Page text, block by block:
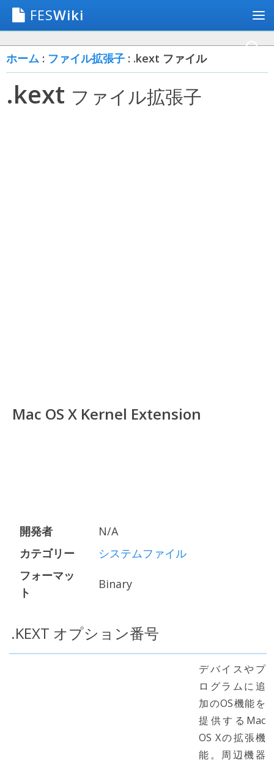
FESWiki
ホーム : ファイル拡張子 : .kext ファイル
.kext ファイル拡張子
Mac OS X Kernel Extension
開発者
N/A
カテゴリー
システムファイル
フォーマッ
ト
Binary
.KEXT オプション番号
デバイスやプ
ログラムに追
加のOS機能を
提供するMac
OS Xの拡張機
能。周辺機器